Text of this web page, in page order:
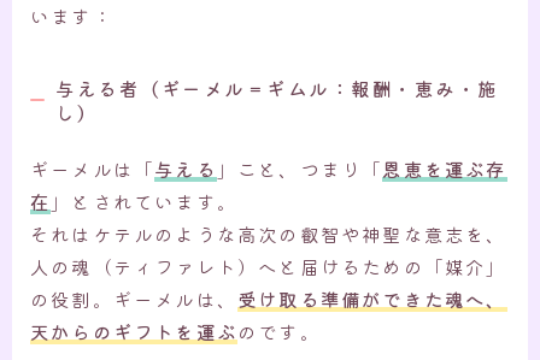
います：
与える者（ギーメル＝ギムル：報酬・恵み・施
し）
ギーメルは「与える 」こと、つまり「恩恵を運ぶ存
在 」とされています。
それはケテルのような高次の叡智や神聖な意志を、
人の魂（ティファレト）へと届けるための「媒介」
の役割。ギーメルは、 受け取る準備ができた魂へ、
天からのギフトを運ぶのです。